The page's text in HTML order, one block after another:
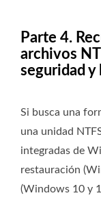
Parte 4.
archivos
seguridad y
Si busca una
una unidad
integradas de
restauración
(Windows 10 y